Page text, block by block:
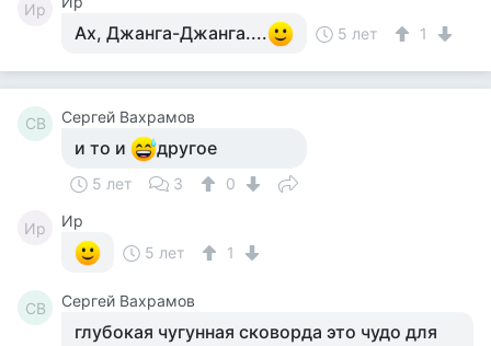
Ир
Ах, Джанга-Джанга.... 5 лет 1
СВ Сергей Вахрамов
и то и другое
5 лет 3 0
Ир
Ир
5 лет
1
СВ Сергей Вахрамов
глубокая чугунная сковорда это чудо для